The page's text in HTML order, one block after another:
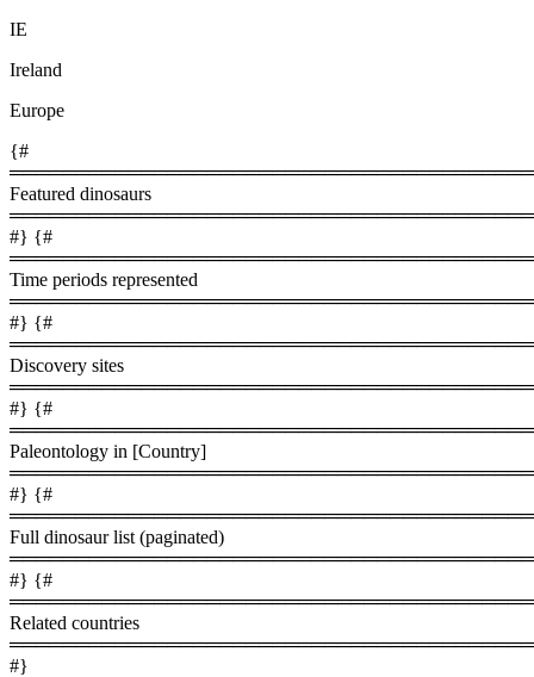
IE
Ireland
Europe
{#
Featured dinosaurs
#} {#
Time periods represented
#} {#
Discovery sites
#} {#
Paleontology in [Country]
#} {#
Full dinosaur list (paginated)
#} {#
Related countries
#}